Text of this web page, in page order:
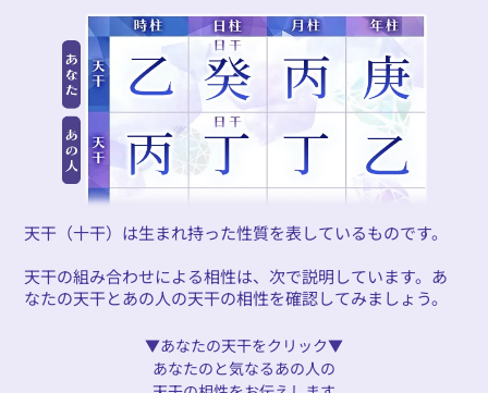
天干（十干）は生まれ持った性質を表しているものです。
天干の組み合わせによる相性は、次で説明しています。あ
なたの天干とあの人の天干の相性を確認してみましょう。
▼あなたの天干をクリック▼
あなたのと気なるあの人の